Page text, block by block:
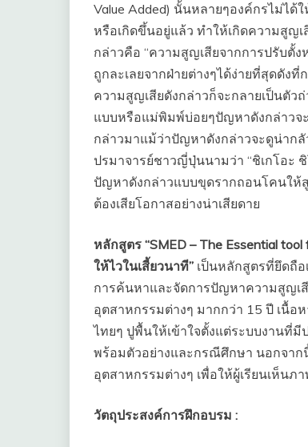
Value Added) นั้นหลายๆองค์กรไม่ไ
หรือเกิดขึ้นอยู่แล้ว ทำให้เกิดความสูญ
กล่าวคือ “ความสูญเสียจากการปรับตั้ง
ถูกละเลยจากฝ่ายต่างๆได้ง่ายที่สุดดัง
ความสูญเสียดังกล่าวก็จะกลายเป็นตัว
แบบหรือแม่พิมพ์บ่อยๆปัญหาดังกล่าวจะ
กล่าวมาแม้ว่าปัญหาดังกล่าวจะดูน่าก
ปรมาจารย์ชาวญี่ปุ่นนามว่า “ชิเกโอะ
ปัญหาดังกล่าวแบบขุดรากถอนโคนให้
ต้องเสียโอกาสอย่างน่าเสียดาย
หลักสูตร “SMED – The Essential tool
ให้ไวในเสี้ยวนาที” เป็นหลักสูตรที่ยึดถื
การค้นหาและจัดการปัญหาความสูญเ
อุตสาหกรรมต่างๆ มากกว่า 15 ปี เนื้
ไทยๆ ปูพื้นให้เข้าใจตั้งแต่ระบบงานที่
พร้อมตัวอย่างและกรณีศึกษา นอกจาก
อุตสาหกรรมต่างๆ เพื่อให้ผู้เรียนเห็นภ
วัตถุประสงค์การฝึกอบรม :